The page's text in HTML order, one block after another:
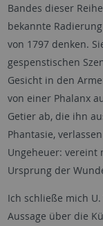
Bandes dieser
bekannte Radierung
von 1797 denken.
gespenstischen
Gesicht in den
von einer Phalanx
Getier ab, die ihn
Phantasie,
Ungeheuer:
Ursprung der
Ich schließe mich
Aussage über die